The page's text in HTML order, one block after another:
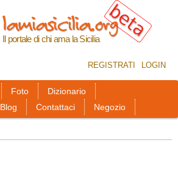
contenuto
principale
lamiasicilia.org
Il portale di chi ama la Sicilia
REGISTRATI LOGIN
Foto
Dizionario
Blog Contattaci Negozio